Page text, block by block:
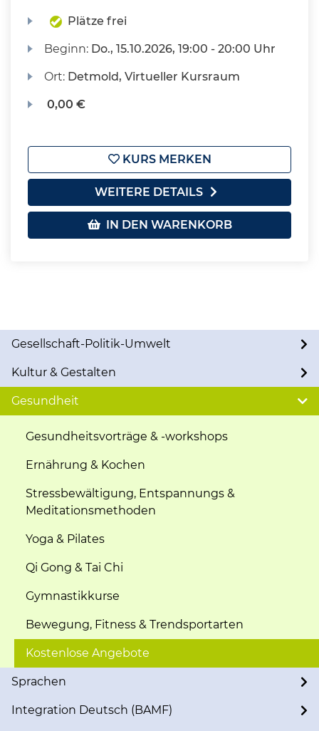
Plätze frei
Beginn: Do., 15.10.2026, 19:00 - 20:00 Uhr
Ort: Detmold, Virtueller Kursraum
0,00 €
KURS MERKEN
WEITERE DETAILS
IN DEN WARENKORB
Gesellschaft-Politik-Umwelt
Kultur & Gestalten
Gesundheit
Gesundheitsvorträge & -workshops
Ernährung & Kochen
Stressbewältigung, Entspannungs &
Meditationsmethoden
Yoga & Pilates
Qi Gong & Tai Chi
Gymnastikkurse
Bewegung, Fitness & Trendsportarten
Kostenlose Angebote
Sprachen
Integration Deutsch (BAMF)